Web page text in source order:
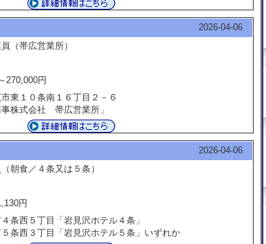
2026-04-06
（帯広営業所）
270,000円
東１０条南１６丁目２－６
株式会社 帯広営業所」
2026-04-06
朝食／４条又は５条）
円
条西５丁目「岩見沢ホテル４条」
条西３丁目「岩見沢ホテル５条」いずれか